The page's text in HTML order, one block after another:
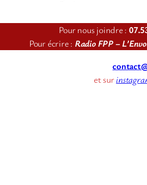
Pour nous joindre :
Pour écrire : Radio FPP –
et sur